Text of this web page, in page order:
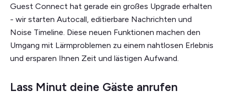
Guest Connect hat gerade ein großes Upgrade erhalten
- wir starten Autocall, editierbare Nachrichten und
Noise Timeline. Diese neuen Funktionen machen den
Umgang mit Lärmproblemen zu einem nahtlosen Erlebnis
und ersparen Ihnen Zeit und lästigen Aufwand.
Lass Minut deine Gäste anrufen